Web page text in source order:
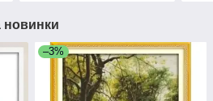
новинки
–3%